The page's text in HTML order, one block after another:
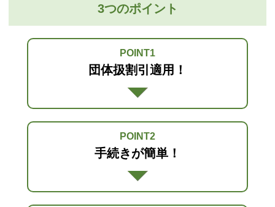
3つのポイント
POINT1
団体扱割引適用！
POINT2
手続きが簡単！